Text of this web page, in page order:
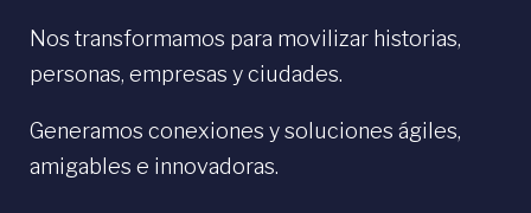
Nos transformamos para movilizar historias,
personas, empresas y ciudades.
Generamos conexiones y soluciones ágiles,
amigables e innovadoras.